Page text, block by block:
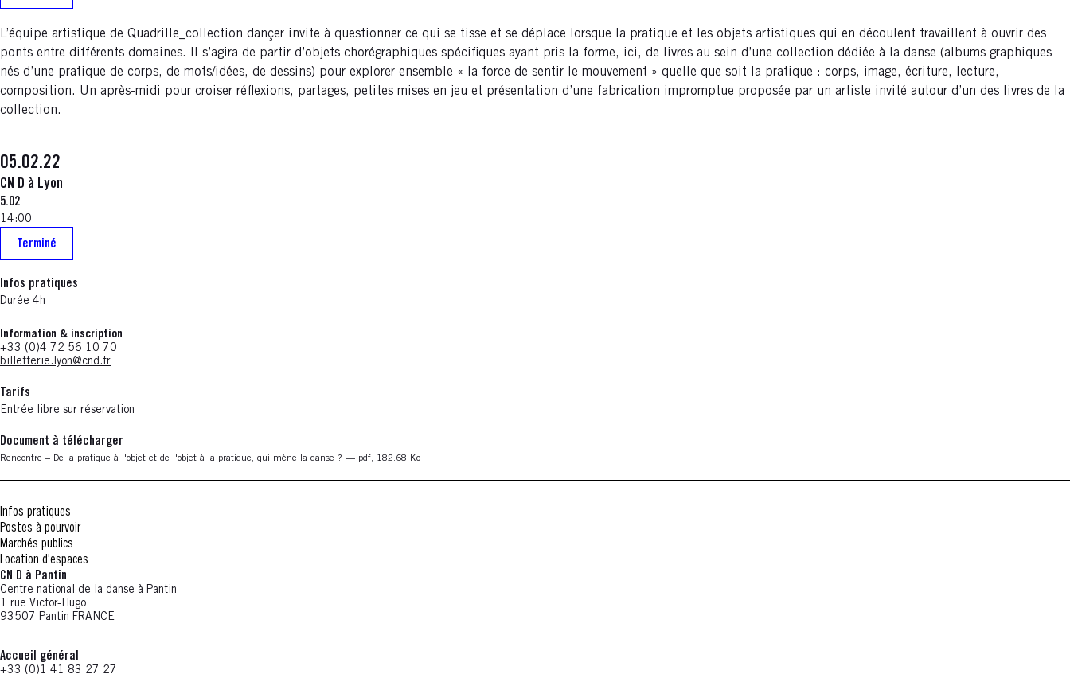
L’équipe artistique de Quadrille_collection dançer invite à questionner ce qui se tisse et se déplace lorsque la pratique et les objets artistiques qui en découlent travaillent à ouvrir des
ponts entre différents domaines. Il s’agira de partir d’objets chorégraphiques spécifiques ayant pris la forme, ici, de livres au sein d’une collection dédiée à la danse (albums graphiques
nés d’une pratique de corps, de mots/idées, de dessins) pour explorer ensemble « la force de sentir le mouvement » quelle que soit la pratique : corps, image, écriture, lecture,
composition. Un après-midi pour croiser réflexions, partages, petites mises en jeu et présentation d’une fabrication impromptue proposée par un artiste invité autour d’un des livres de la
collection.
05.02.22
CN D à Lyon
5.02
14:00
Terminé
Infos pratiques
Durée 4h
Information & inscription
+33 (0)4 72 56 10 70
billetterie.lyon@cnd.fr
Tarifs
Entrée libre sur réservation
Document à télécharger
Nouvelle fenêtre
Rencontre – De la pratique à l'objet et de l'objet à la pratique, qui mène la danse ? — pdf, 182.68 Ko
Infos pratiques
Postes à pourvoir
Marchés publics
Location d'espaces
CN D à Pantin
Centre national de la danse à Pantin
1 rue Victor-Hugo
93507 Pantin FRANCE
Accueil général
+33 (0)1 41 83 27 27